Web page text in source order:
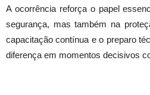
A ocorrência reforça o papel
segurança, mas também na
capacitação contínua e o preparo
diferença em momentos decisivos